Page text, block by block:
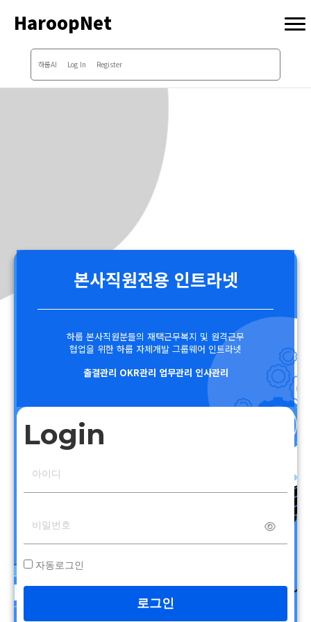
HaroopNet
하룹AI Log In Register
Login
자동로그인
로그인
본사직원전용 인트라넷
하룹 본사직원분들의 재택근무복지 및 원격근무
협업을 위한 하룹 자체개발 그룹웨어 인트라넷
출결관리 OKR관리 업무관리 인사관리